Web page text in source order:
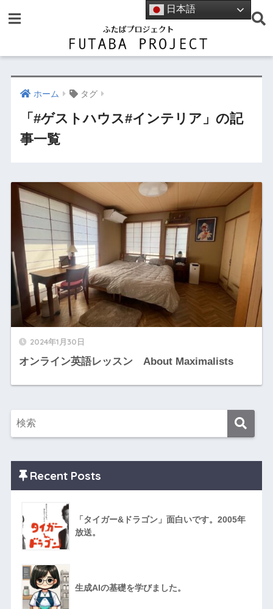
ホーム タグ
「#ゲストハウス#インテリア」の記
事一覧
2024年1月30日
オンライン英語レッスン About Maximalists
Recent Posts
「タイガー&ドラゴン」面白いです。2005年
放送。
生成AIの基礎を学びました。
日本語